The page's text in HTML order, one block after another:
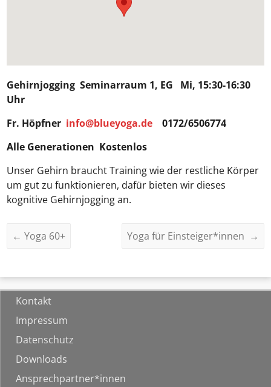
GehirnjoggingSeminarraum 1, EG Mi, 15:30-16:30
Uhr
Fr. Höpfner info@blueyoga.de 0172/6506774
Alle Generationen Kostenlos
Unser Gehirn braucht Training wie der restliche Körper
um gut zu funktionieren, dafür bieten wir dieses
kognitive Gehirnjogging an.
← Yoga 60+ Yoga für Einsteiger*innen →
Kontakt
Impressum
Datenschutz
Downloads
Ansprechpartner*innen